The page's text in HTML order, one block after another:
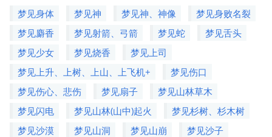
梦见身体 梦见神 梦见神、神像
梦见身败名裂
梦见麝香
梦见射箭、弓箭 梦见蛇
梦见舌头
梦见少女
梦见烧香
梦见上司
梦见上升、上树、上山、上飞机+
梦见伤口
梦见伤心、悲伤
梦见扇子
梦见山林草木
梦见闪电
梦见山林(山中)起火
梦见杉树、杉木树
梦见沙漠
梦见山洞 梦见山崩
梦见沙子